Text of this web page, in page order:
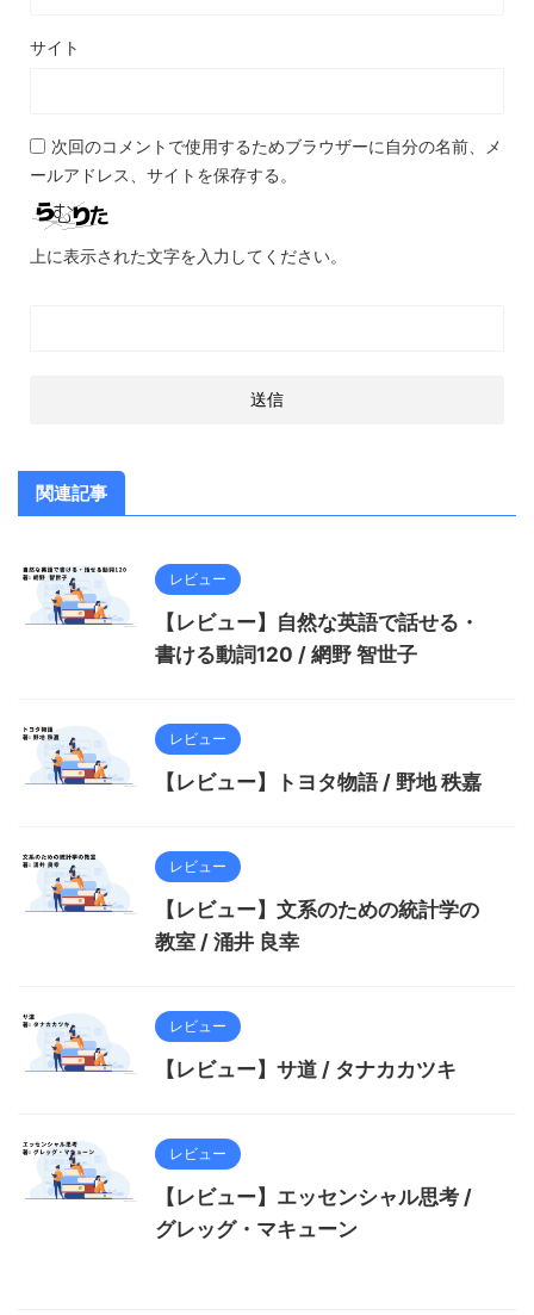
サイト
次回のコメントで使用するためブラウザーに自分の名前、メ
ールアドレス、サイトを保存する。
上に表示された文字を入力してください。
関連記事
レビュー
【レビュー】自然な英語で話せる・
書ける動詞120 / 網野 智世子
レビュー
【レビュー】トヨタ物語 / 野地 秩嘉
レビュー
【レビュー】文系のための統計学の
教室 / 涌井 良幸
レビュー
【レビュー】サ道 / タナカカツキ
レビュー
【レビュー】エッセンシャル思考 /
グレッグ・マキューン